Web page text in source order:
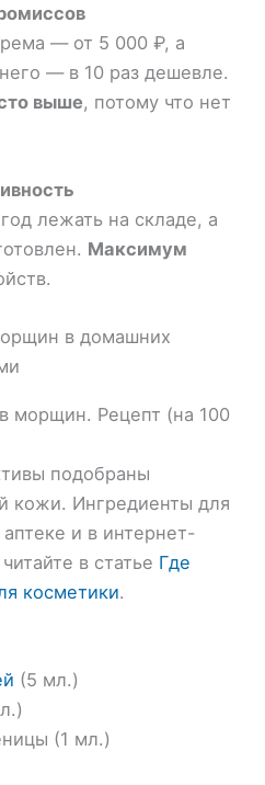
— от 5 000 ₽, а
— в 10 раз дешевле.
выше, потому что нет
лежать на складе, а
Максимум
морщин. Рецепт (на 100
подобраны
кожи. Ингредиенты для
и в интернет-
в статье Где
косметики.
(5 мл.)
(1 мл.)